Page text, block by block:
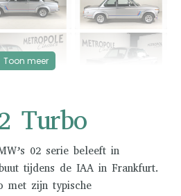
Toon meer
Turbo
02 serie beleeft in
tijdens de IAA in Frankfurt.
met zijn typische